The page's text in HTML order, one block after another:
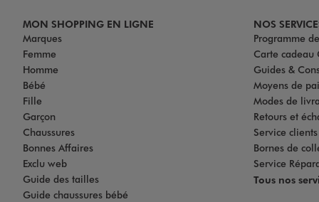
MON SHOPPING EN LIGNE
Marques
Femme
Homme
Bébé
Fille
Garçon
Chaussures
Bonnes Affaires
Exclu web
Guide des tailles
Guide chaussures bébé
NOS
Programme
Carte cadeau
Guides &
Moyens de
Modes de
Retours et
Service
Bornes de
Service
Tous nos